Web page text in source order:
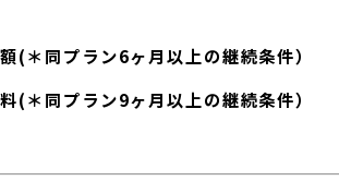
＊同プラン6ヶ月以上の継続条件）
＊同プラン9ヶ月以上の継続条件）